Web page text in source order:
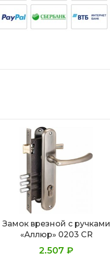
Замок врезной с ручками
«Аллюр» 0203 CR
2.507₽